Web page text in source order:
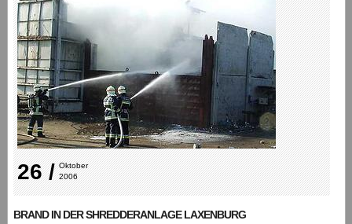
26 / Oktober
2006
BRAND IN DER SHREDDERANLAGE LAXENBURG